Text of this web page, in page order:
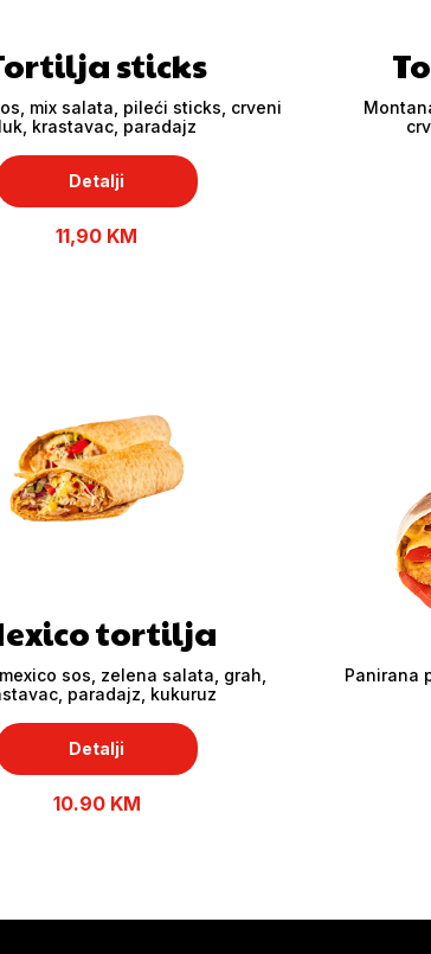
sticks
mix salata, pileći sticks, crveni
luk, krastavac, paradajz
Detalji
11,90 KM
tortilja
sos, zelena salata, grah,
paradajz, kukuruz
Detalji
10.90 KM
Panirana